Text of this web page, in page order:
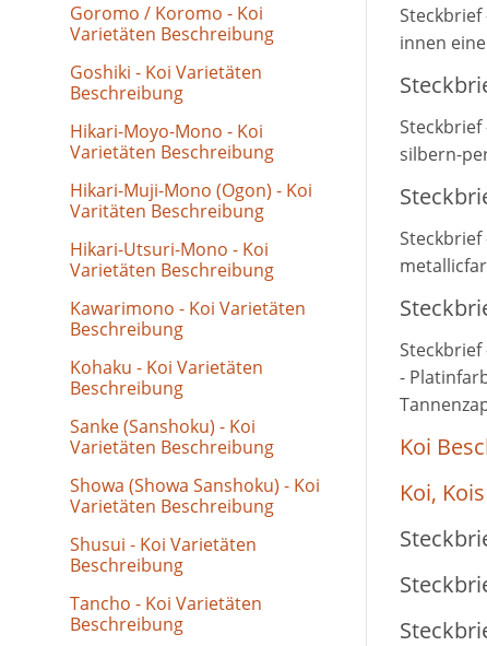
Goromo / Koromo - Koi
Varietäten Beschreibung
Goshiki - Koi Varietäten
Beschreibung
Hikari-Moyo-Mono - Koi
Varietäten Beschreibung
Hikari-Muji-Mono (Ogon) - Koi
Varitäten Beschreibung
Hikari-Utsuri-Mono - Koi
Varietäten Beschreibung
Kawarimono - Koi Varietäten
Beschreibung
Kohaku - Koi Varietäten
Beschreibung
Sanke (Sanshoku) - Koi
Varietäten Beschreibung
Showa (Showa Sanshoku) - Koi
Varietäten Beschreibung
Shusui - Koi Varietäten
Beschreibung
Tancho - Koi Varietäten
Beschreibung
Steckbrief
innen
Steckbrief
silbern-
Steckbrief
-
Koi
Koi, Kois